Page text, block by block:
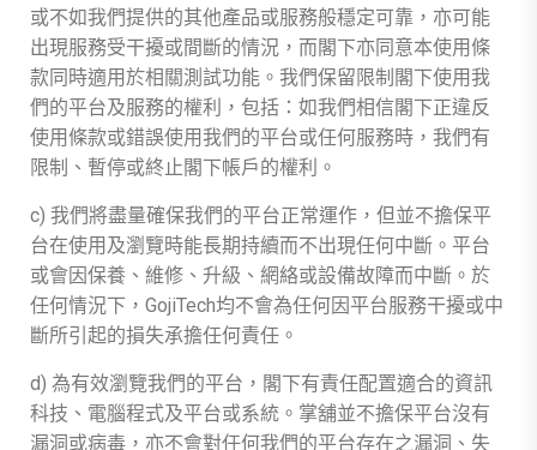
或不如我們提供的其他產品或服務般穩定可靠，亦可能
出現服務受干擾或間斷的情況，而閣下亦同意本使用條
款同時適用於相關測試功能。我們保留限制閣下使用我
們的平台及服務的權利，包括：如我們相信閣下正違反
使用條款或錯誤使用我們的平台或任何服務時，我們有
限制、暫停或終止閣下帳戶的權利。
c) 我們將盡量確保我們的平台正常運作，但並不擔保平
台在使用及瀏覽時能長期持續而不出現任何中斷。平台
或會因保養、維修、升級、網絡或設備故障而中斷。於
任何情況下，GojiTech均不會為任何因平台服務干擾或中
斷所引起的損失承擔任何責任。
d) 為有效瀏覽我們的平台，閣下有責任配置適合的資訊
科技、電腦程式及平台或系統。掌舖並不擔保平台沒有
漏洞或病毒，亦不會對任何我們的平台存在之漏洞、失